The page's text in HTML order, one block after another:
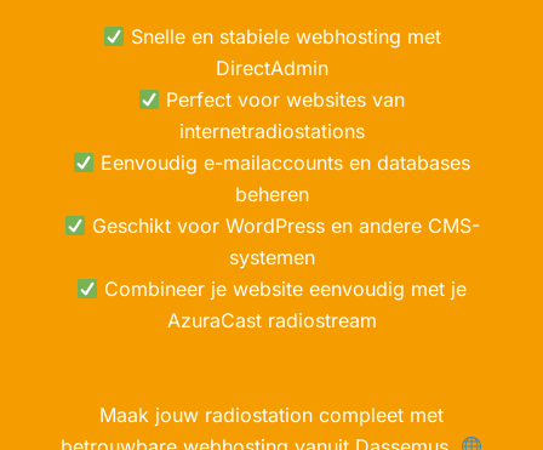
Snelle en stabiele webhosting met
DirectAdmin
Perfect voor websites van
internetradiostations
Eenvoudig e-mailaccounts en databases
beheren
Geschikt voor WordPress en andere CMS-
systemen
Combineer je website eenvoudig met je
AzuraCast radiostream
Maak jouw radiostation compleet met